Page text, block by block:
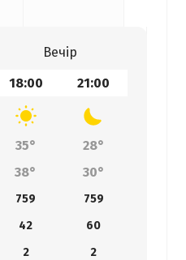
Вечір
18:00 21:00
35°
28°
38° 30°
759
759
42
60
2
2